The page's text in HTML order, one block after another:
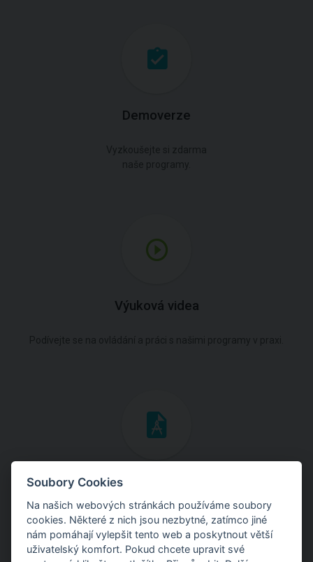
Demoverze
Výuková videa
Inženýrské manuály
Stáhněte si manuály s teoretickými i praktickými ukázkami
použití programů.
Soubory Cookies
Na našich webových stránkách používáme soubory
cookies. Některé z nich jsou nezbytné, zatímco jiné
nám pomáhají vylepšit tento web a poskytnout větší
uživatelský komfort. Pokud chcete upravit své